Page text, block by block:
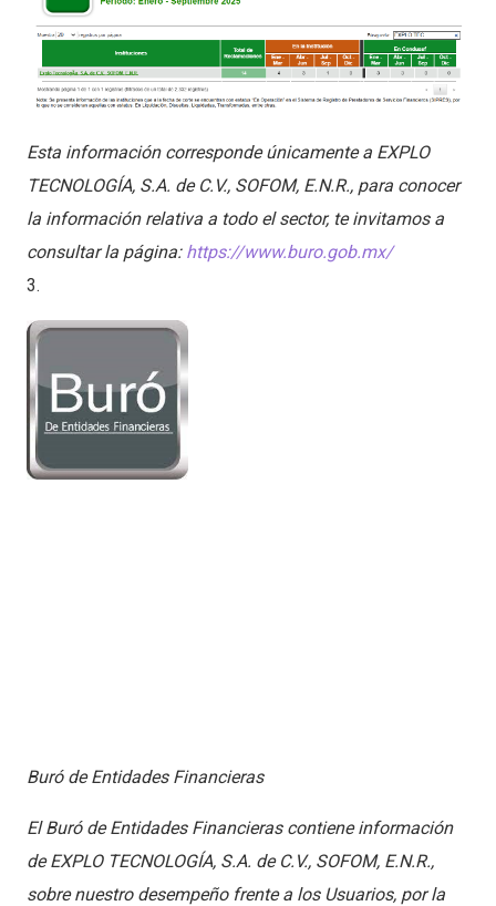
Esta información corresponde únicamente a EXPLO
TECNOLOGÍA, S.A. de C.V., SOFOM, E.N.R., para conocer
la información relativa a todo el sector, te invitamos a
consultar la página: https://www.buro.gob.mx/
3.
Buró de Entidades Financieras
El Buró de Entidades Financieras contiene información
de EXPLO TECNOLOGÍA, S.A. de C.V., SOFOM, E.N.R.,
sobre nuestro desempeño frente a los Usuarios, por la